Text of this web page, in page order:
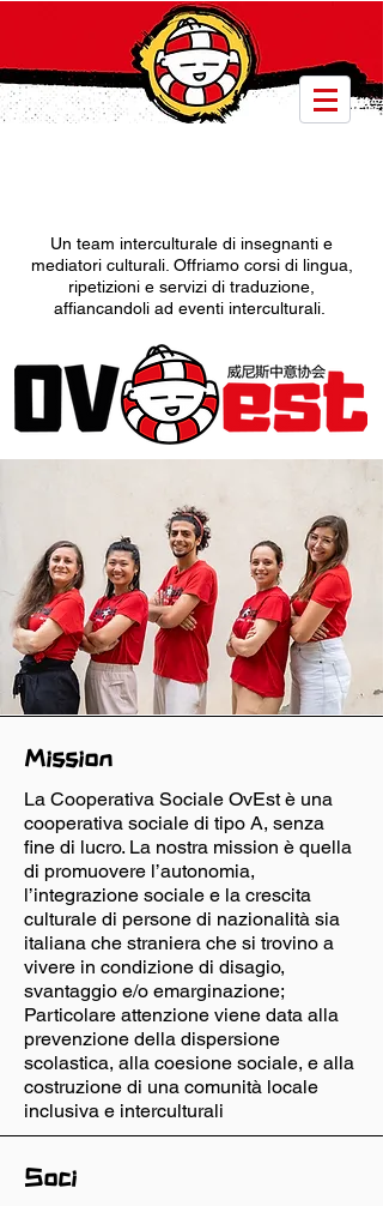
Un team interculturale di insegnanti e
mediatori culturali. Offriamo corsi di lingua,
ripetizioni e servizi di traduzione,
affiancandoli ad eventi interculturali.
Mission
La Cooperativa Sociale OvEst è una
cooperativa sociale di tipo A, senza
fine di lucro. La nostra mission è quella
di promuovere l’autonomia,
l’integrazione sociale e la crescita
culturale di persone di nazionalità sia
italiana che straniera che si trovino a
vivere in condizione di disagio,
svantaggio e/o emarginazione;
Particolare attenzione viene data alla
prevenzione della dispersione
scolastica, alla coesione sociale, e alla
costruzione di una comunità locale
inclusiva e interculturali
Soci